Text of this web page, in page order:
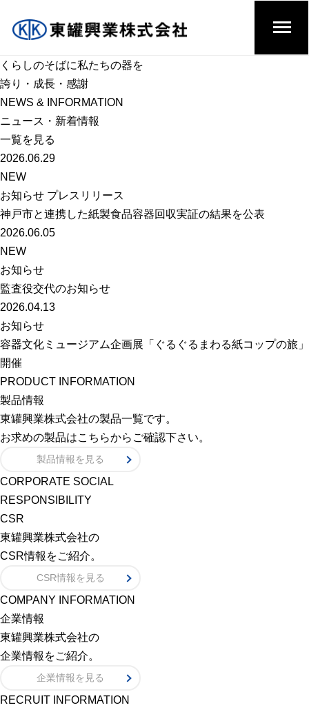
くらしのそばに私たちの器を
誇り・成長・感謝
NEWS & INFORMATION
ニュース・新着情報
一覧を見る
2026.06.29
NEW
お知らせ プレスリリース
神戸市と連携した紙製食品容器回収実証の結果を公表
2026.06.05
NEW
お知らせ
監査役交代のお知らせ
2026.04.13
お知らせ
容器文化ミュージアム企画展「ぐるぐるまわる紙コップの旅」
開催
PRODUCT INFORMATION
製品情報
東罐興業株式会社の製品一覧です。
お求めの製品はこちらからご確認下さい。
製品情報を見る
CORPORATE SOCIAL
RESPONSIBILITY
CSR
東罐興業株式会社の
CSR情報をご紹介。
CSR情報を見る
COMPANY INFORMATION
企業情報
東罐興業株式会社の
企業情報をご紹介。
企業情報を見る
RECRUIT INFORMATION